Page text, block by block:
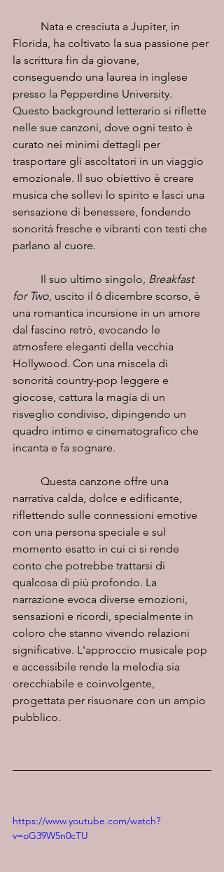
Florida, ha coltivato la sua passione per
la scrittura fin da giovane,
conseguendo una laurea in inglese
presso la Pepperdine University.
Questo background letterario si riflette
nelle sue canzoni, dove ogni testo è
curato nei minimi dettagli per
trasportare gli ascoltatori in un viaggio
emozionale. Il suo obiettivo è creare
musica che sollevi lo spirito e lasci una
sensazione di benessere, fondendo
sonorità fresche e vibranti con testi che
parlano al cuore.
	Il suo ultimo singolo,
Breakfast
for Two, uscito il 6 dicembre scorso, è
una romantica incursione in un amore
dal fascino retrò, evocando le
atmosfere eleganti della vecchia
Hollywood. Con una miscela di
sonorità country-pop leggere e
giocose, cattura la magia di un
risveglio condiviso, dipingendo un
quadro intimo e cinematografico che
incanta e fa sognare.
narrativa calda, dolce e edificante,
riflettendo sulle connessioni emotive
con una persona speciale e sul
momento esatto in cui ci si rende
conto che potrebbe trattarsi di
qualcosa di più profondo. La
narrazione evoca diverse emozioni,
sensazioni e ricordi, specialmente in
coloro che stanno vivendo relazioni
significative. L'approccio musicale pop
e accessibile rende la melodia sia
orecchiabile e coinvolgente,
progettata per risuonare con un ampio
pubblico.
https://www.youtube.com/watch?
v=oG39W5n0cTU